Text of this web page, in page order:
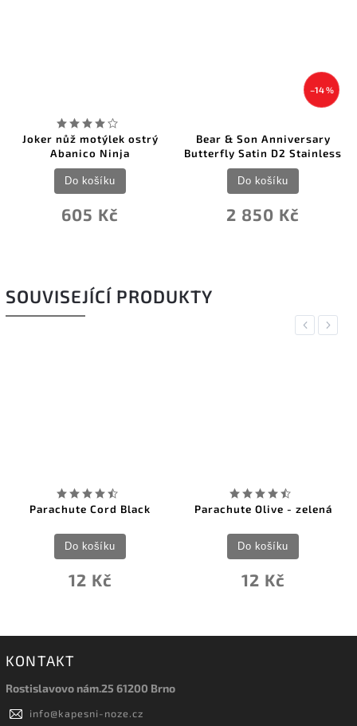
nůž motýlek ostrý
Abanico Ninja
605 Kč
Do košíku
Bear & Son Anniversary
Butterfly Satin D2 Stainless
2 850 Kč
Do košíku
SOUVISEJÍCÍ PRODUKTY
Previous
Parachute Cord Black
12 Kč
Do košíku
Parachute Olive - zelená
12 Kč
Do košíku
Next
KONTAKT
Rostislavovo nám.25 61200 Brno
info@kapesni-noze.cz